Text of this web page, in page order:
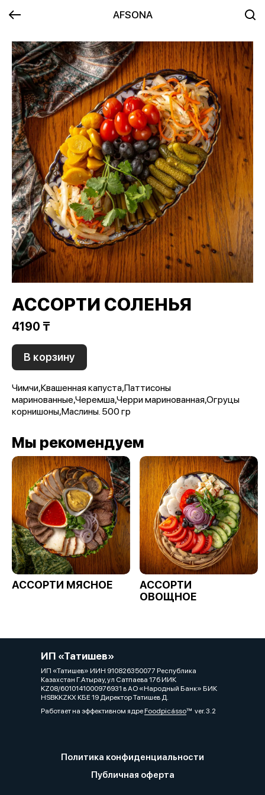
AFSONA
АССОРТИ СОЛЕНЬЯ
4190 ₸
В корзину
Чимчи,Квашенная капуста,Паттисоны
маринованные,Черемша,Черри маринованная,Огруцы
корнишоны,Маслины. 500 гр
Мы рекомендуем
АССОРТИ МЯСНОЕ
АССОРТИ
ОВОЩНОЕ
ИП «Татишев»
ИП «Татишев» ИИН 910826350077 Республика
Казахстан Г.Атырау, ул Сатпаева 17б ИИК
KZ08/6010141000976931 в АО «Народный Банк» БИК
HSBKKZKX КБЕ 19 Директор Татишев Д.
Работает на эффективном ядреFoodpicássover. 3.2
Политика конфиденциальности
Публичная оферта